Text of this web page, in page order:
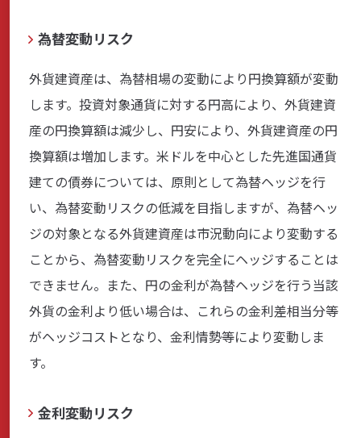
為替変動リスク
外貨建資産は、為替相場の変動により円換算額が変動
します。投資対象通貨に対する円高により、外貨建資
産の円換算額は減少し、円安により、外貨建資産の円
換算額は増加します。米ドルを中心とした先進国通貨
建ての債券については、原則として為替ヘッジを行
い、為替変動リスクの低減を目指しますが、為替ヘッ
ジの対象となる外貨建資産は市況動向により変動する
ことから、為替変動リスクを完全にヘッジすることは
できません。また、円の金利が為替ヘッジを行う当該
外貨の金利より低い場合は、これらの金利差相当分等
がヘッジコストとなり、金利情勢等により変動しま
す。
金利変動リスク